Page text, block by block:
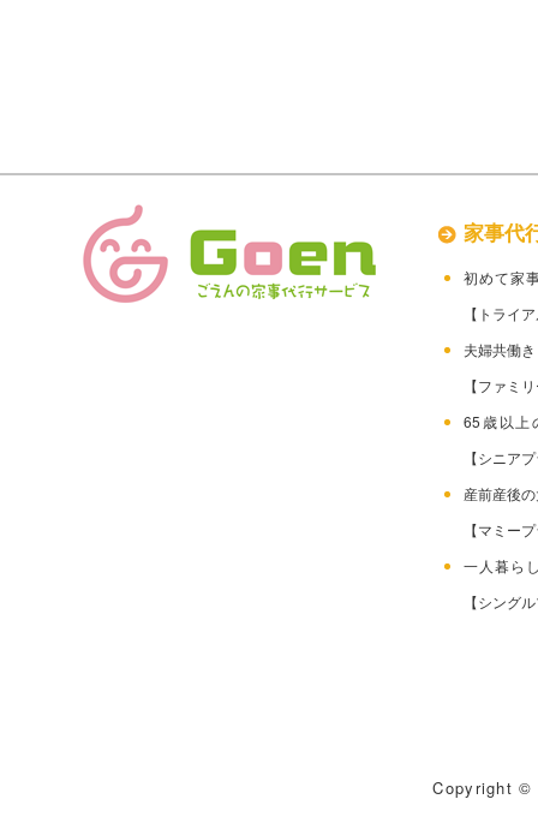
家事代
初めて家
【トライ
夫婦共働
【ファミ
65歳以
【シニア
産前産
【マミー
一人暮
【シング
Copyright